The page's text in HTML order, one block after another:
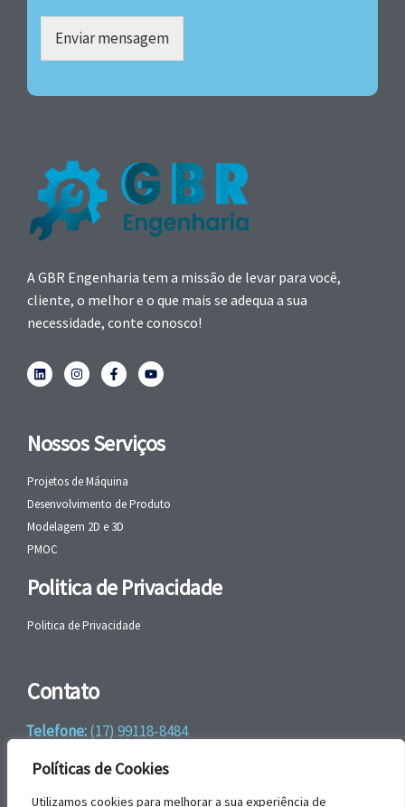
Políticas de Cookies
Utilizamos cookies para melhorar a sua experiência de
Enviar mensagem
A GBR Engenharia tem a missão de levar para você,
cliente, o melhor e o que mais se adequa a sua
necessidade, conte conosco!
Nossos Serviços
Projetos de Máquina
Desenvolvimento de Produto
Modelagem 2D e 3D
PMOC
Politica de Privacidade
Politica de Privacidade
Contato
Telefone:(17) 99118-8484
WhatsApp:+55 (17) 99118-8484
email:faleconosco@gbrengenharia.com